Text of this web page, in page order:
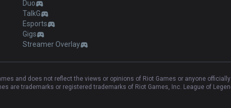
Duo
TalkG
Esports
Gigs
Streamer Overlay
and does not reflect the views or opinions of Riot Games or anyone
are trademarks or registered trademarks of Riot Games, Inc. League of